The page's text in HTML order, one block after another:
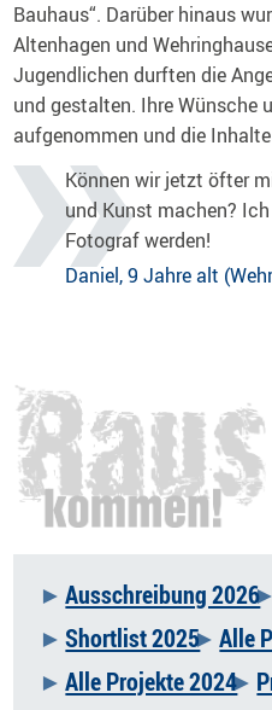
Bauhaus“. Darüber hinaus
Altenhagen und
Jugendlichen durften die
und gestalten. Ihre Wünsche
aufgenommen und die
Können wir jetzt öfter
und Kunst machen?
Fotograf werden!
Daniel, 9 Jahre alt
Navigation
überspringen
Ausschreibung 2026
Shortlist 2025 Alle
Alle Projekte 2024